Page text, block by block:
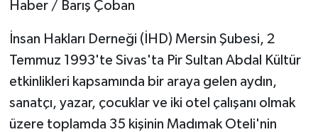
Haber / Barış Çoban
İnsan Hakları Derneği (İHD) Mersin Şubesi, 2
Temmuz 1993'te Sivas'ta Pir Sultan Abdal Kültür
etkinlikleri kapsamında bir araya gelen aydın,
sanatçı, yazar, çocuklar ve iki otel çalışanı olmak
üzere toplamda 35 kişinin Madımak Oteli'nin